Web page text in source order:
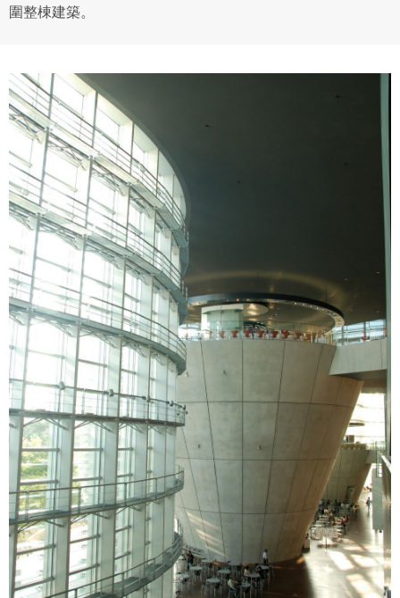
圍整棟建築。